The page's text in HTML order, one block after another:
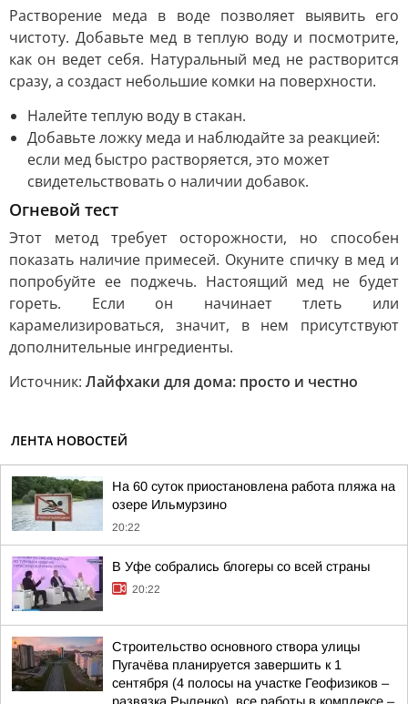
Растворение меда в воде позволяет выявить его
чистоту. Добавьте мед в теплую воду и посмотрите,
как он ведет себя. Натуральный мед не растворится
сразу, а создаст небольшие комки на поверхности.
Налейте теплую воду в стакан.
Добавьте ложку меда и наблюдайте за реакцией:
если мед быстро растворяется, это может
свидетельствовать о наличии добавок.
Огневой тест
Этот метод требует осторожности, но способен
показать наличие примесей. Окуните спичку в мед и
попробуйте ее поджечь. Настоящий мед не будет
гореть. Если он начинает тлеть или
карамелизироваться, значит, в нем присутствуют
дополнительные ингредиенты.
Источник: Лайфхаки для дома: просто и честно
ЛЕНТА НОВОСТЕЙ
На 60 суток приостановлена работа пляжа на
озере Ильмурзино
20:22
В Уфе собрались блогеры со всей страны
20:22
Строительство основного створа улицы
Пугачёва планируется завершить к 1
сентября (4 полосы на участке Геофизиков –